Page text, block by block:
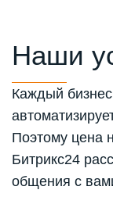
Наши
Каждый
Поэтому цена
Битрикс24
общения с